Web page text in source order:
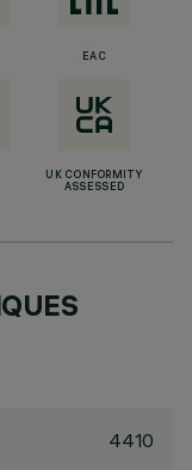
EAC
UK CONFORMITY
ASSESSED
4410